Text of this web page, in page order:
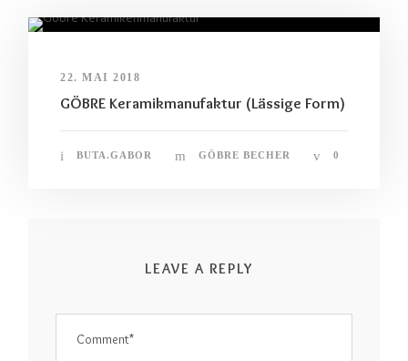
22. MAI 2018
GÖBRE Keramikmanufaktur (Lässige Form)
BUTA.GABOR GÖBRE BECHER 0
LEAVE A REPLY